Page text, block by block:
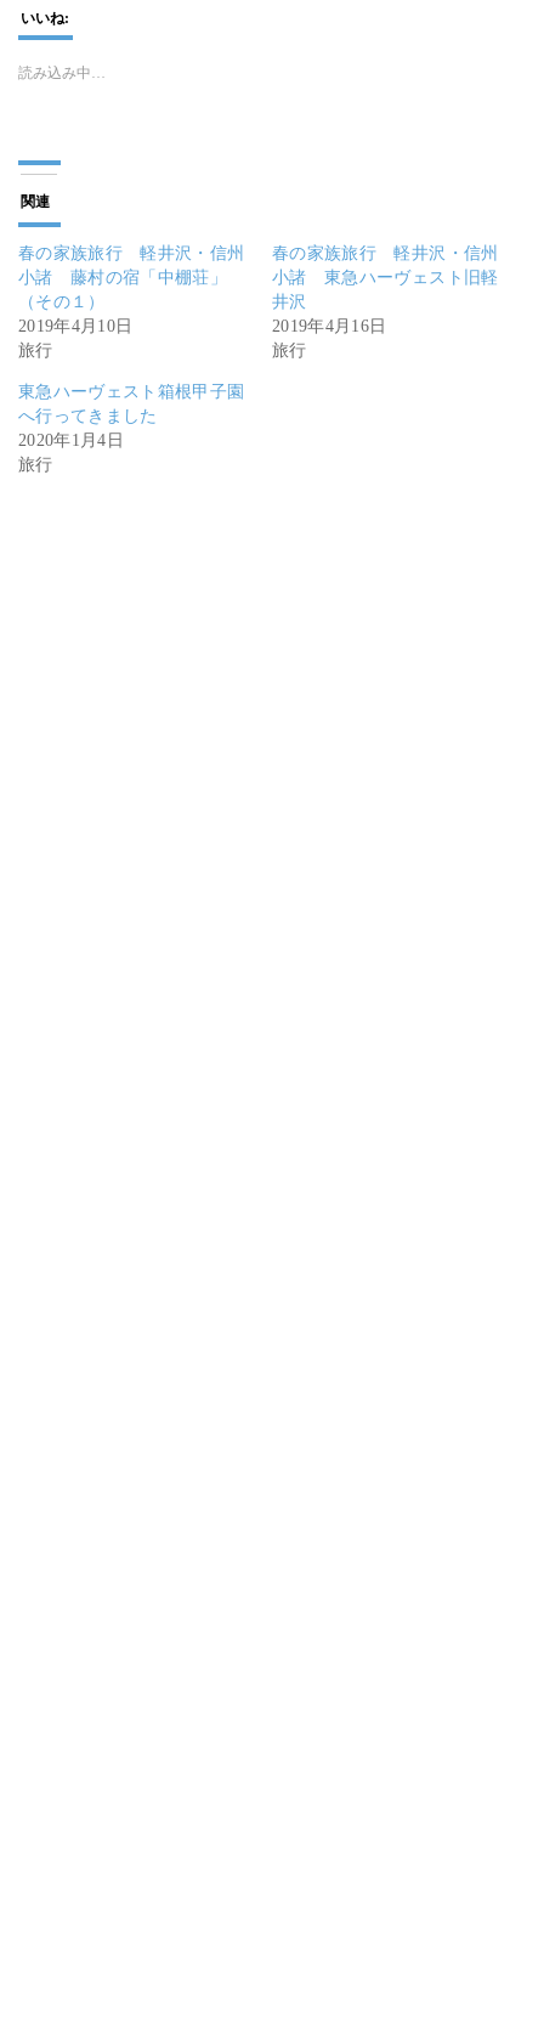
いいね:
読み込み中…
関連
春の家族旅行 軽井沢・信州
小諸 藤村の宿「中棚荘」
（その１）
2019年4月10日
旅行
春の家族旅行 軽井沢・信州
小諸 東急ハーヴェスト旧軽
井沢
2019年4月16日
旅行
東急ハーヴェスト箱根甲子園
へ行ってきました
2020年1月4日
旅行